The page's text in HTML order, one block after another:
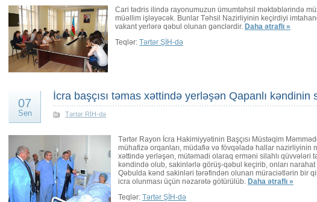
Cari tədris ilində rayonumuzun ümumtəhsil məktəblərində
müəllim işləyəcək. Bunlar Təhsil Nazirliyinin keçirdiyi
vakant yerlərə qəbul olunan gənclərdir. Daha ətraflı »
Teqlər: Tərtər ŞİH-də
07
Sen
İcra başçısı təmas xəttində yerləşən Qapanlı kəndinin
Tərtər RİH-də
Tərtər Rayon İcra Hakimiyyətinin Başçısı Müstəqim
mühafizə orqanları, müdafiə və fövqəladə hallar nazirliyinin
xəttində yerləşən, mütəmadi olaraq erməni silahlı qüvvələri
kəndində olub, sakinlərlə görüş-qəbul keçirib, onları
Qəbulda kənd sakinləri tərəfindən olunan müraciətlərin bir
icra olunması üçün nəzarətə götürülüb. Daha ətraflı »
Teqlər: Tərtər ŞİH-də